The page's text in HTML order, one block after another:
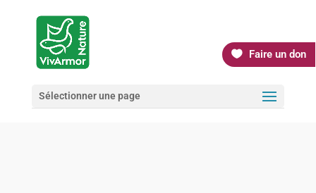
Faire un don
Sélectionner une page